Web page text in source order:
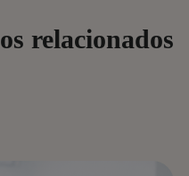
relacionados